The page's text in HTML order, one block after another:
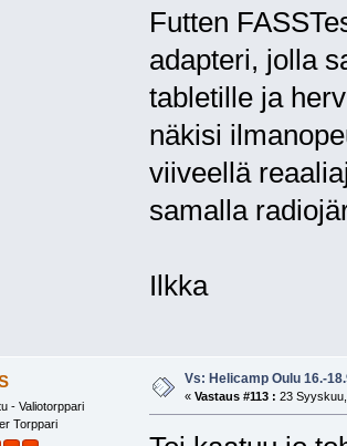
Futten
adapteri, jolla
tabletille ja
näkisi
viiveellä
samalla
Ilkka
- Valiotorppari
Torppari
Vs: Helicamp Oulu 16.-
« Vastaus #113 : 23